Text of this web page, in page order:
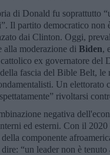
di Donald fu soprattutto
Il partito democratico non
dai Clinton. Oggi,
alla moderazione di Biden,
ex governatore del
fascia del Bible Belt, le
Un elettorato
rivoltarsi
negativa
ed esterni. Con il
componente
“un leader non è tenuto